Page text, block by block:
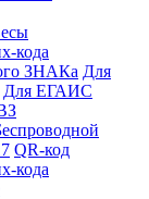
кода
ЗНАКа Для
Для ЕГАИС
QR-код
кода